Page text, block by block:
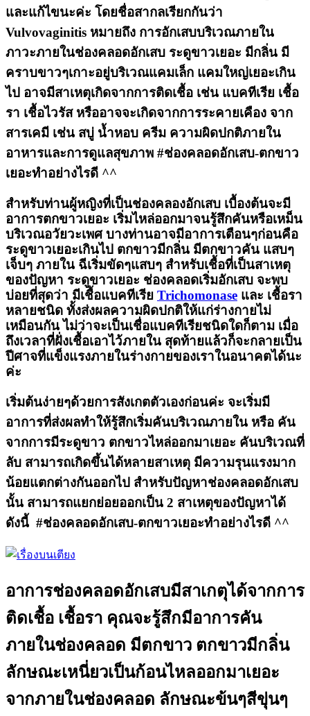
และแก้ไขนะค่ะ โดยชื่อสากลเรียกกันว่า
Vulvovaginitis หมายถึง การอักเสบบริเวณภายใน
ภาวะภายในช่องคลอดอักเสบ ระดูขาวเยอะ มีกลิ่น มี
คราบขาวๆเกาะอยู่บริเวณแคมเล็ก แคมใหญ่เยอะเกิน
ไป อาจมีสาเหตุเกิดจากการติดเชื้อ เช่น แบคทีเรีย เชื้อ
รา เชื้อไวรัส หรืออาจจะเกิดจากการระคายเคือง จาก
สารเคมี เช่น สบู่ น้ำหอบ ครีม ความผิดปกติภายใน
อาหารและการดูแลสุขภาพ #ช่องคลอดอักเสบ-ตกขาว
เยอะทำอย่างไรดี ^^
สำหรับท่านผู้หญิงที่เป็นช่องคลองอักเสบ เบื้องต้นจะมี
อาการตกขาวเยอะ เริ่มไหล่ออกมาจนรู้สึกคันหรือเหม็น
บริเวณอวัยวะเพศ บางท่านอาจมีอาการเตือนๆก่อนคือ
ระดูขาวเยอะเกินไป ตกขาวมีกลิ่น มีตกขาวคัน แสบๆ
เจ็บๆ ภายใน ฉีเริ่มขัดๆแสบๆ สำหรับเชื้อที่เป็นสาเหตุ
ของปัญหา ระดูขาวเยอะ ช่องคลอดเริ่มอักเสบ จะพบ
บ่อยที่สุดว่า มีเชื้อแบคทีเรีย Trichomonase และ เชื้อรา
หลายชนิด ทั้งส่งผลความผิดปกติให้แก่ร่างกายไม่
เหมือนกัน ไม่ว่าจะเป็นเชื่อแบคทีเรียชนิดใดก็ตาม เมื่อ
ถึงเวลาที่ฝั่งเชื้อเอาไว้ภายใน สุดท้ายแล้วก็จะกลายเป็น
ปีศาจที่แข็งแรงภายในร่างกายของเราในอนาคตได้นะ
ค่ะ
เริ่มต้นง่ายๆด้วยการสังเกตตัวเองก่อนค่ะ จะเริ่มมี
อาการที่ส่งผลทำให้รู้สึกเริ่มคันบริเวณภายใน หรือ คัน
จากการมีระดูขาว ตกขาวไหล่ออกมาเยอะ คันบริเวณที่
ลับ สามารถเกิดขึ้นได้หลายสาเหตุ มีความรุนแรงมาก
น้อยแตกต่างกันออกไป สำหรับปัญหาช่องคลอดอักเสบ
นั้น สามารถแยกย่อยออกเป็น 2 สาเหตุของปัญหาได้
ดังนี้ #ช่องคลอดอักเสบ-ตกขาวเยอะทำอย่างไรดี ^^
อาการช่องคลอดอักเสบมีสาเกตุได้จากการ
ติดเชื้อ เชื้อรา คุณจะรู้สึกมีอาการคัน
ภายในช่องคลอด มีตกขาว ตกขาวมีกลิ่น
ลักษณะเหนี่ยวเป็นก้อนไหลออกมาเยอะ
จากภายในช่องคลอด ลักษณะข้นๆสีขุ่นๆ